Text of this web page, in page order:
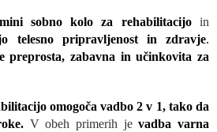
sobno kolo za rehabilitacijo
in
telesno pripravljenost in zdravje.
preprosta, zabavna in učinkovita za
omogoča vadbo 2 v 1, tako da
V obeh primerih jevadba varna